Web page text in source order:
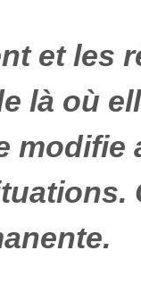
et les
là où
modifie